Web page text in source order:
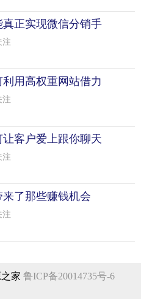
在从事这个行业的人很多，
是销售方式都有一些区别。
一套，一般10元一套，大部
越关注自己的健康，利润也
现在卖的人不多。
加一些人工费用。价格不固
在市场上卖的，也可以在活
候要知道什么碟比较好卖。
，看你能不能买到便宜的商
真正实现微信分销手
注
用高权重网站借力
快速排名
注
客户爱上跟你聊天
注
了那些赚钱机会
注
家 鲁ICP备20014735号-6